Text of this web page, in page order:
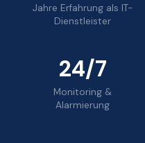
Jahre Erfahrung als IT-
Dienstleister
24/7
Monitoring &
Alarmierung